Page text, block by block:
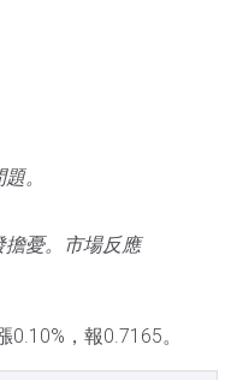
。
擔憂。市場反應
，報0.7165。